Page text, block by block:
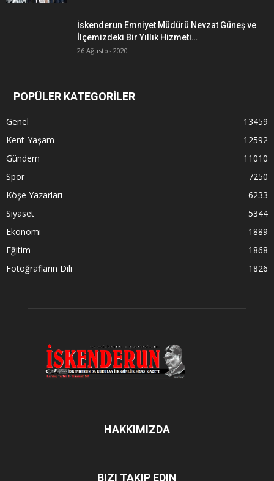
İskenderun Emniyet Müdürü Nevzat Güneş ve
İlçemizdeki Bir Yıllık Hizmeti…
26 Ağustos 2020
POPÜLER KATEGORİLER
Genel
13459
Kent-Yaşam
12592
Gündem
11010
Spor
7250
Köşe Yazarları
6233
Siyaset
5344
Ekonomi
1889
Eğitim
1868
Fotoğrafların Dili
1826
HAKKIMIZDA
BIZI TAKIP EDIN